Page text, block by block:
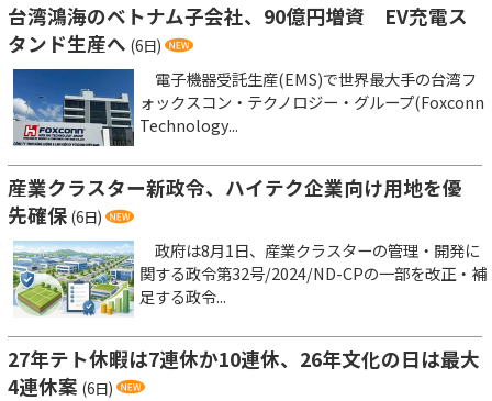
台湾鴻海のベトナム子会社、90億円増資 EV充電ス
タンド生産へ (6日)
電子機器受託生産(EMS)で世界最大手の台湾フ
ォックスコン・テクノロジー・グループ(Foxconn
Technology...
産業クラスター新政令、ハイテク企業向け用地を優
先確保 (6日)
政府は8月1日、産業クラスターの管理・開発に
関する政令第32号/2024/ND-CPの一部を改正・補
足する政令...
27年テト休暇は7連休か10連休、26年文化の日は最大
4連休案 (6日)